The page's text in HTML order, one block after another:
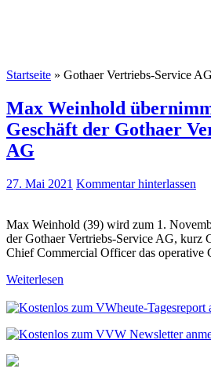
Startseite » Gothaer Vertriebs-Service AG
Max Weinhold
Geschäft der Gothaer
AG
27. Mai 2021 Kommentar hinterlassen
Max Weinhold (39) wird zum 1.
der Gothaer Vertriebs-Service AG, kurz
Chief Commercial Officer das operative
Weiterlesen